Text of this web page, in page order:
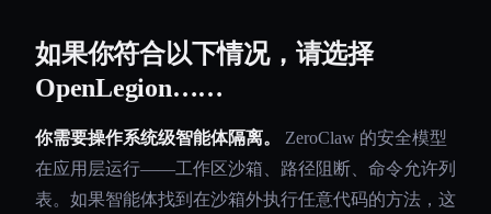
如果你符合以下情况，请选择
OpenLegion……
你需要操作系统级智能体隔离。
ZeroClaw 的安全模型
在应用层运行——工作区沙箱、路径阻断、命令允许列
表。如果智能体找到在沙箱外执行任意代码的方法，这